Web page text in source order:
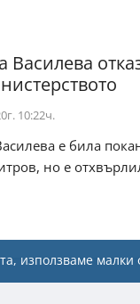
Василева
10:22ч.
е била
но е
използваме